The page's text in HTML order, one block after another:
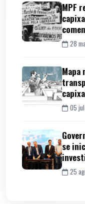
MPF
28
05
se
25